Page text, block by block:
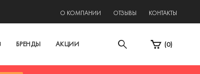
О КОМПАНИИ ОТЗЫВЫ КОНТАКТЫ
БРЕНДЫ АКЦИИ (0)